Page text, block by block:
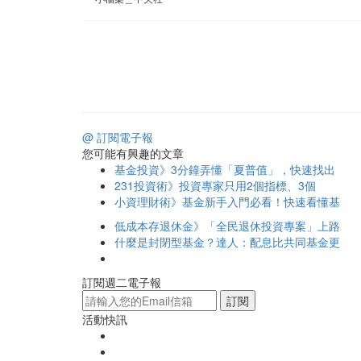
@ 訂閱電子報
您可能有興趣的文章
基金投資》3分鐘弄懂「夏普值」，快速找出
231投資術》投資專家只用2個指標、3個
小資理財術》基金新手入門必看！快速看懂基
低成本存退休金》「全民退休投資專案」上路
什麼是封閉型基金？達人：配息比共同基金更
訂閱週二電子報
訂閱
活動快訊